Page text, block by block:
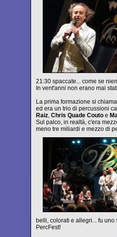
21:30 spaccate... come se
In vent'anni non erano mai
La prima formazione si
ed era un trio di percussioni
Raiz, Chris Quade Couto e
Sul palco, in realtà, c'era
meno tre miliardi e mezzo di
belli, colorati e allegri... fu
PercFest!